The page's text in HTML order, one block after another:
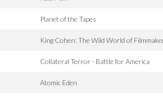
Planet of the Tapes
King Cohen: The Wild World of
Collateral Terror - Battle for America
Atomic Eden